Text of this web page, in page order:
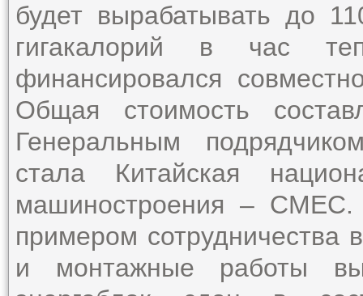
будет вырабатывать до
гигакалорий в час
финансировался
Общая стоимость
Генеральным
стала Китайская
машиностроения – СМЕС.
примером сотрудничества
и монтажные работы